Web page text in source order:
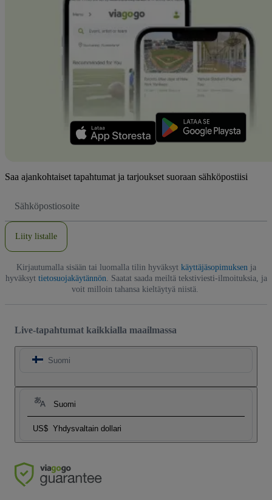
Saa ajankohtaiset tapahtumat ja tarjoukset suoraan sähköpostiisi
Liity listalle
Kirjautumalla sisään tai luomalla tilin hyväksyt käyttäjäsopimuksen ja
hyväksyt tietosuojakäytännön . Saatat saada meiltä tekstiviesti-ilmoituksia, ja
voit milloin tahansa kieltäytyä niistä.
Live-tapahtumat kaikkialla maailmassa
Suomi
Suomi
US$ Yhdysvaltain dollari